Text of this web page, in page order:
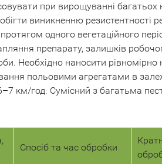
при вирощуванні
виникненню резистентності
одного вегетаційного
препарату, залишків
Необхідно наносити
польовими агрегатами в
км/год. Сумісний з багатьма
Спосіб та час обробки